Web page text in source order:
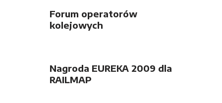
Forum operatorów
kolejowych
Nagroda EUREKA 2009 dla
RAILMAP